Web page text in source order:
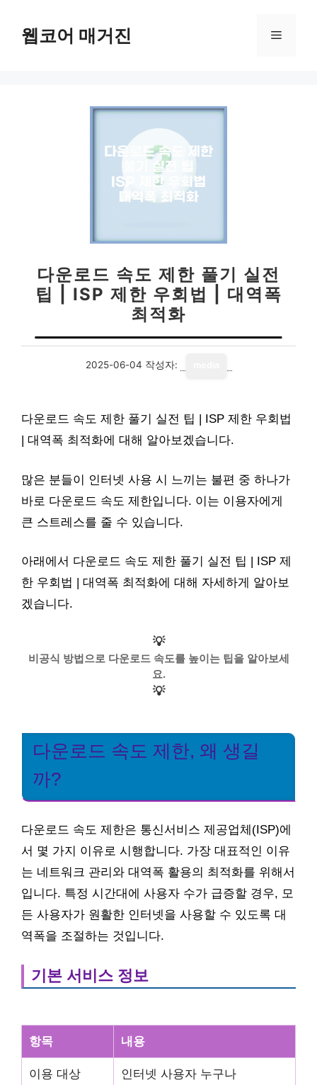
웹코어 매거진 메
다운로드 속도 제한 풀기 실전
팁 | ISP 제한 우회법 | 대역폭
최적화
2025-06-04 작성자:
다운로드 속도 제한 풀기 실전 팁 | ISP 제한 우회법
| 대역폭 최적화에 대해 알아보겠습니다.
많은 분들이 인터넷 사용 시 느끼는 불편 중 하나가
바로 다운로드 속도 제한입니다. 이는 이용자에게
큰 스트레스를 줄 수 있습니다.
아래에서 다운로드 속도 제한 풀기 실전 팁 | ISP 제
한 우회법 | 대역폭 최적화에 대해 자세하게 알아보
겠습니다.
💡
비공식 방법으로 다운로드 속도를 높이는 팁을 알아보세
요.
💡
다운로드 속도 제한, 왜 생길
까?
다운로드 속도 제한은 통신서비스 제공업체(ISP)에
서 몇 가지 이유로 시행합니다. 가장 대표적인 이유
는 네트워크 관리와 대역폭 활용의 최적화를 위해서
입니다. 특정 시간대에 사용자 수가 급증할 경우, 모
든 사용자가 원활한 인터넷을 사용할 수 있도록 대
역폭을 조절하는 것입니다.
기본 서비스 정보
항목 내용
이용 대상 인터넷 사용자 누구나